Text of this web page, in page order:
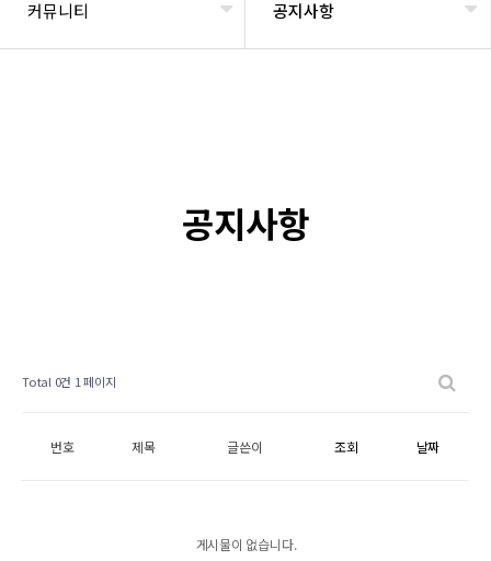
커뮤니티 공지사항
공지사항
Total 0건 1 페이지
번호 제목 글쓴이 조회 날짜
게시물이 없습니다.